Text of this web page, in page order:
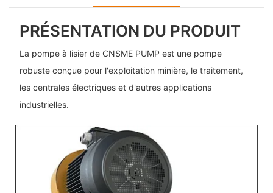
PRÉSENTATION DU PRODUIT
La pompe à lisier de CNSME PUMP est une pompe
robuste conçue pour l'exploitation minière, le traitement,
les centrales électriques et d'autres applications
industrielles.